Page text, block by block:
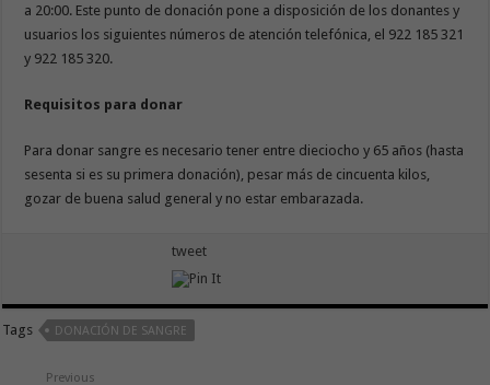
a 20:00. Este punto de donación pone a disposición de los donantes y
usuarios los siguientes números de atención telefónica, el 922 185 321
y 922 185 320.
Requisitos para donar
Para donar sangre es necesario tener entre dieciocho y 65 años (hasta
sesenta si es su primera donación), pesar más de cincuenta kilos,
gozar de buena salud general y no estar embarazada.
tweet
Tags DONACIÓN DE SANGRE
Previous